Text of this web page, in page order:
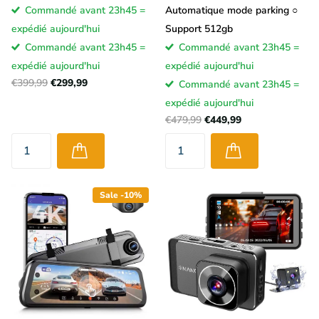
Commandé avant 23h45 =
expédié aujourd'hui
Commandé avant 23h45 =
expédié aujourd'hui
€399,99 €299,99
Automatique mode parking ○
Support 512gb
Commandé avant 23h45 =
expédié aujourd'hui
Commandé avant 23h45 =
expédié aujourd'hui
€479,99 €449,99
Sale -10%